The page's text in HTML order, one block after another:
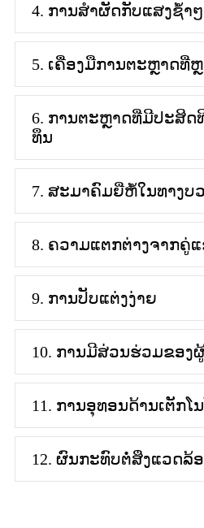
4. ການສຳຜັດກັບແສງຊ້ຳໆ
5. ເຄື່ອງມືການຕະຫຼາດທີ່
6. ການຕະຫຼາດທີ່ມີປະສິດ
ທຶນ
7. ສະມາຄົມຍີ່ຫໍ້ໃນທາງບ
8. ຄວາມແຕກຕ່າງຈາກຄູ່ແ
9. ການປັບແຕ່ງງ່າຍ
10. ການມີສ່ວນຮ່ວມຂອງ
11. ການອຸທອນດ້ານເຕັກໂ
12. ຜົນກະທົບຕໍ່ສິ່ງແວດລ້